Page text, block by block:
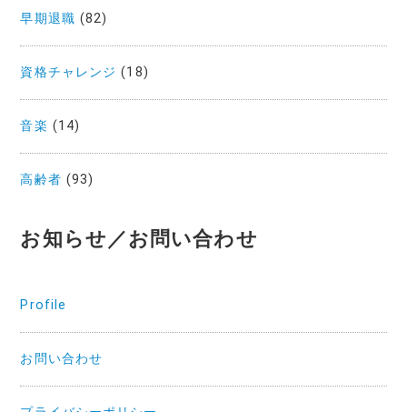
早期退職 (82)
資格チャレンジ (18)
音楽 (14)
高齢者 (93)
お知らせ／お問い合わせ
Profile
お問い合わせ